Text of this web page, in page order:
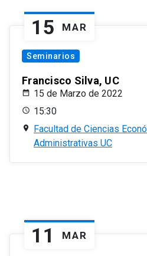
15 MAR
Seminarios
Francisco Silva, UC
15 de Marzo de 2022
15:30
Facultad de Ciencias
Administrativas UC
11 MAR